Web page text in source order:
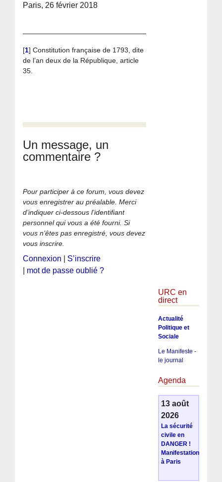
Paris, 26 février 2018
[1]Constitution française de 1793, dite
de l’an deux de la République, article
35.
Un message, un
commentaire ?
Pour participer à ce forum, vous devez
vous enregistrer au préalable. Merci
d’indiquer ci-dessous l’identifiant
personnel qui vous a été fourni. Si
vous n’êtes pas enregistré, vous devez
vous inscrire.
Connexion
S’inscrire
mot de passe oublié ?
URC en
direct
Actualité
Politique et
Sociale
Le Manifeste -
le journal
Agenda
13 août
2026
La sécurité
civile en
DANGER !
Manifestation
à Paris